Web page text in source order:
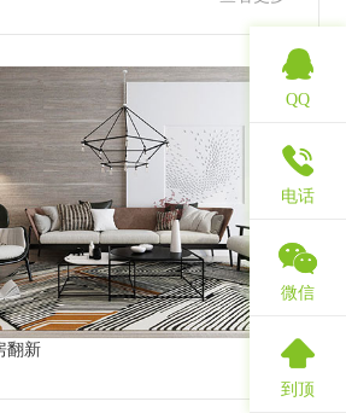
翻新
QQ
电话
微信
到顶